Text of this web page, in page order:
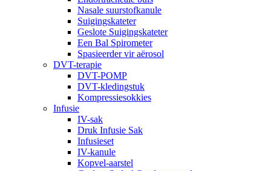
Nasale suurstofkanule
Suigingskateter
Geslote Suigingskateter
Een Bal Spirometer
Spasieerder vir aërosol
DVT-terapie
DVT-POMP
DVT-kledingstuk
Kompressiesokkies
Infusie
IV-sak
Druk Infusie Sak
Infusieset
IV-kanule
Kopvel-aarstel